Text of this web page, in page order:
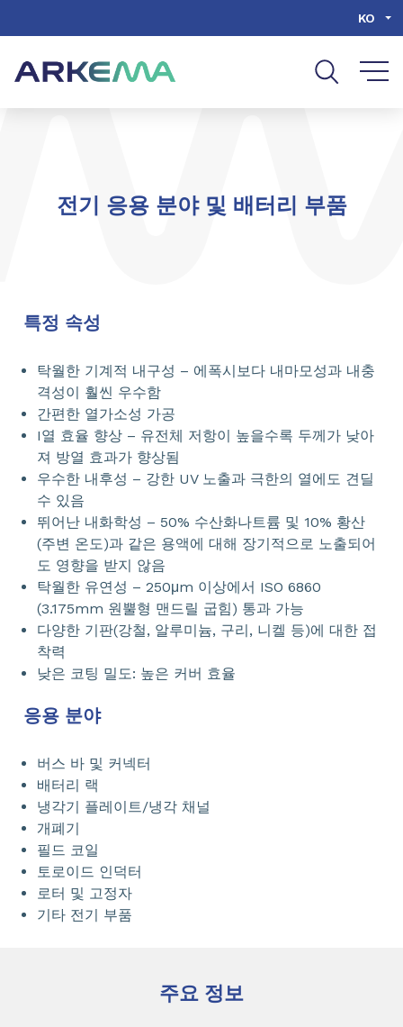
KO
전기 응용 분야 및 배터리 부품
특정 속성
탁월한 기계적 내구성 – 에폭시보다 내마모성과 내충
격성이 훨씬 우수함
간편한 열가소성 가공
I열 효율 향상 – 유전체 저항이 높을수록 두께가 낮아
져 방열 효과가 향상됨
우수한 내후성 – 강한 UV 노출과 극한의 열에도 견딜
수 있음
뛰어난 내화학성 – 50% 수산화나트륨 및 10% 황산
(주변 온도)과 같은 용액에 대해 장기적으로 노출되어
도 영향을 받지 않음
탁월한 유연성 – 250μm 이상에서 ISO 6860
(3.175mm 원뿔형 맨드릴 굽힘) 통과 가능
다양한 기판(강철, 알루미늄, 구리, 니켈 등)에 대한 접
착력
낮은 코팅 밀도: 높은 커버 효율
응용 분야
버스 바 및 커넥터
배터리 랙
냉각기 플레이트/냉각 채널
개폐기
필드 코일
토로이드 인덕터
로터 및 고정자
기타 전기 부품
주요 정보